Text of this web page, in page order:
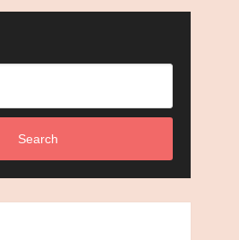
Search